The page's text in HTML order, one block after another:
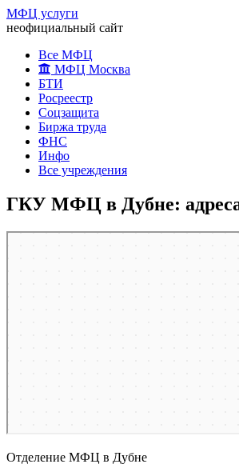
МФЦ услуги
неофициальный сайт
Все МФЦ
МФЦ Москва
БТИ
Росреестр
Соцзащита
Биржа труда
ФНС
Инфо
Все учреждения
ГКУ МФЦ в Дубне:
Отделение МФЦ в Дубне